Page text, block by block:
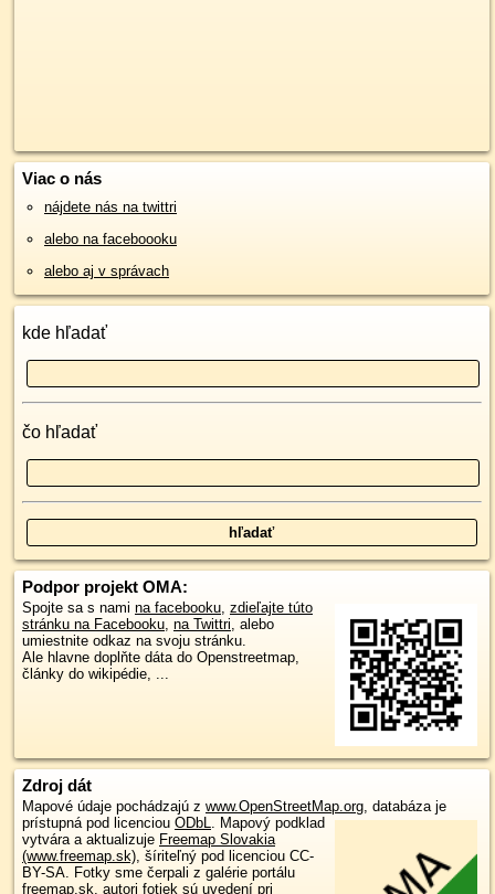
Viac o nás
nájdete nás na twittri
alebo na faceboooku
alebo aj v správach
kde hľadať
čo hľadať
Podpor projekt OMA:
Spojte sa s nami na facebooku, zdieľajte túto
stránku na Facebooku, na Twittri, alebo
umiestnite odkaz na svoju stránku.
Ale hlavne doplňte dáta do Openstreetmap,
články do wikipédie, ...
Zdroj dát
Mapové údaje pochádzajú z www.OpenStreetMap.org, databáza je
prístupná pod licenciou ODbL. Mapový podklad
vytvára a aktualizuje Freemap Slovakia
(www.freemap.sk), šíriteľný pod licenciou CC-
BY-SA. Fotky sme čerpali z galérie portálu
freemap.sk, autori fotiek sú uvedení pri